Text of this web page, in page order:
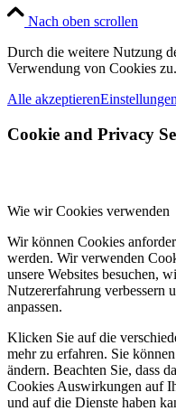
Nach oben scrollen
Durch die weitere Nutzung
Verwendung von Cookies zu.
Alle akzeptierenEinstellungen
Cookie and Privacy
Wie wir Cookies verwenden
Wir können Cookies
werden. Wir verwenden
unsere Websites besuchen,
Nutzererfahrung verbessern
anpassen.
Klicken Sie auf die
mehr zu erfahren. Sie
ändern. Beachten Sie, dass
Cookies Auswirkungen auf
und auf die Dienste haben